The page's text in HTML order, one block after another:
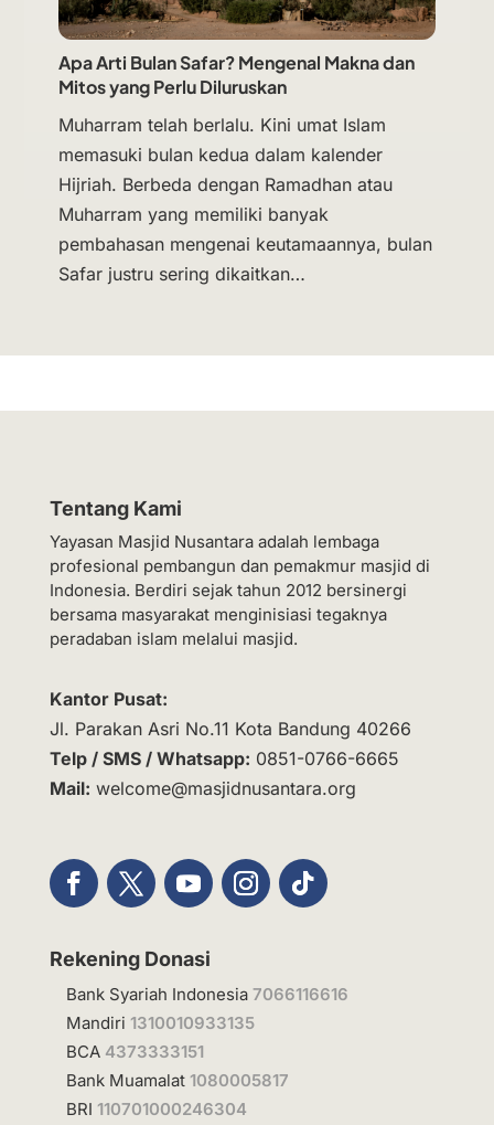
Apa Arti Bulan Safar? Mengenal Makna dan
Mitos yang Perlu Diluruskan
Muharram telah berlalu. Kini umat Islam
memasuki bulan kedua dalam kalender
Hijriah. Berbeda dengan Ramadhan atau
Muharram yang memiliki banyak
pembahasan mengenai keutamaannya, bulan
Safar justru sering dikaitkan…
Tentang Kami
Yayasan Masjid Nusantara adalah lembaga
profesional pembangun dan pemakmur masjid di
Indonesia. Berdiri sejak tahun 2012 bersinergi
bersama masyarakat menginisiasi tegaknya
peradaban islam melalui masjid.
Kantor Pusat:
Jl. Parakan Asri No.11 Kota Bandung 40266
Telp / SMS / Whatsapp: 0851-0766-6665
Mail: welcome@masjidnusantara.org
Rekening Donasi
Bank Syariah Indonesia 7066116616
Mandiri 1310010933135
BCA 4373333151
Bank Muamalat 1080005817
BRI 110701000246304